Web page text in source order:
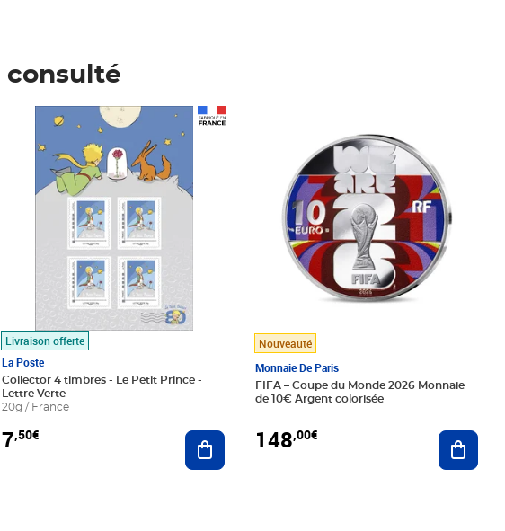
consulté
au panier
Livraison offerte
La Poste
Collector 4 timbres - Le Petit Prince -
Lettre Verte
20g / France
7,50€
Prix 7,50€
Ajouter au panier
Nouveauté
Monnaie De Paris
FIFA – Coupe du Monde 2026 Monnaie
de 10€ Argent colorisée
148,00€